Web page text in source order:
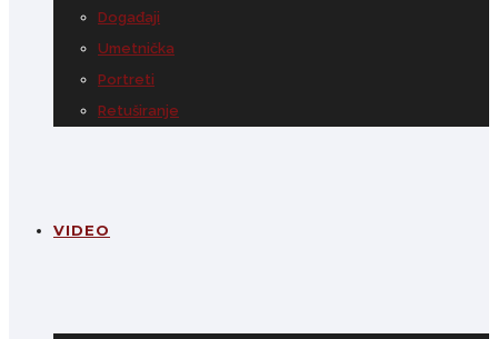
Događaji
Umetnička
Portreti
Retuširanje
VIDEO